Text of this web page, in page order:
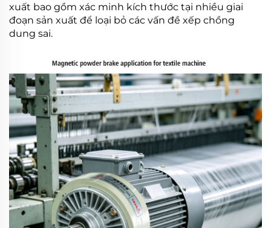
xuất bao gồm xác minh kích thước tại nhiều giai
đoạn sản xuất để loại bỏ các vấn đề xếp chồng
dung sai.